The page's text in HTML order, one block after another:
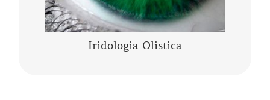
Iridologia Olistica